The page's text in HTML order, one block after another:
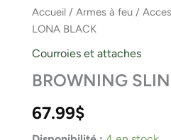
Accueil /Armes à feu /
LONA BLACK
Courroies et attaches
BROWNING
67.99$
quantité
de
SLING
BLACK